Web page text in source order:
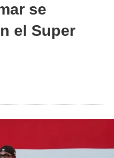
se
el Super